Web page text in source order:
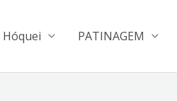
Hóquei PATINAGEM